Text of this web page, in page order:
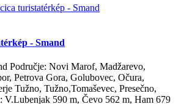
- Smand
Područje: Novi Marof, Madžarevo,
Petrova Gora, Golubovec, Očura,
Tužno, Tužno,Tomaševec, Presečno,
V.Lubenjak 590 m, Čevo 562 m, Ham 679